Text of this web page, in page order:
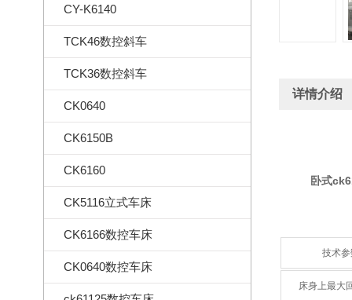
CY-K6140
TCK46数控斜车
TCK36数控斜车
CK0640
CK6150B
CK6160
CK5116立式车床
CK6166数控车床
CK0640数控车床
详情介绍
卧式
技术参
床身上最大